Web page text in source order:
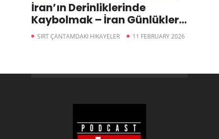
İran’ın Derinliklerinde
Kaybolmak – İran Günlükleri
2. Part
SIRT ÇANTAMDAKI HIKAYELER 11 FEBRUARY 2026